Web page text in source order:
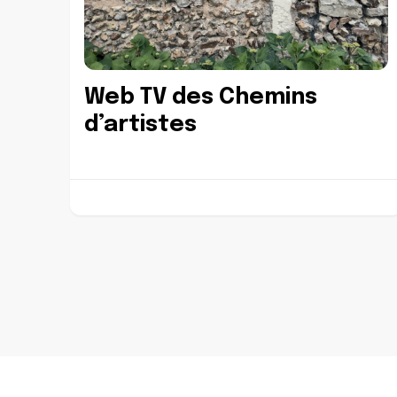
Web TV des Chemins
d’artistes